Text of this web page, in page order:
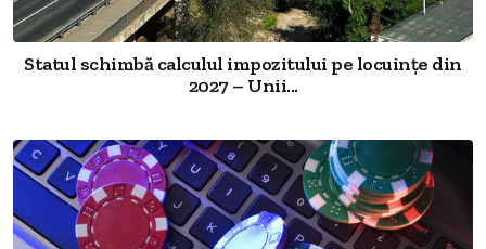
Statul schimbă calculul impozitului pe locuințe din
2027 – Unii...